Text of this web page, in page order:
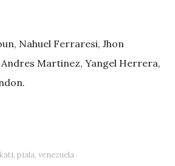
Nahuel Ferraresi, Jhon
Martinez, Yangel Herrera,
, piala, venezuela